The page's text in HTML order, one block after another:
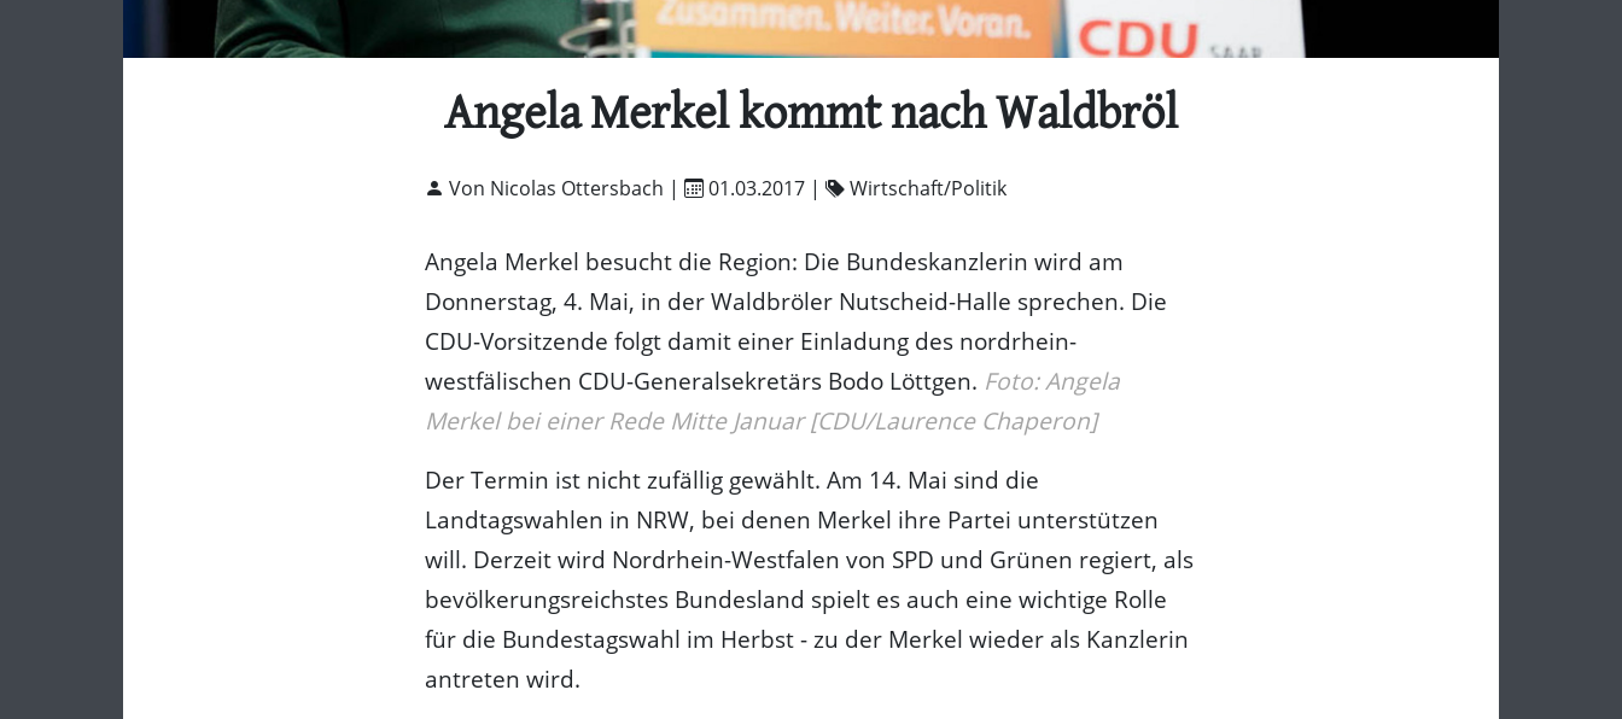
Angela Merkel kommt nach Waldbröl
Von Nicolas Ottersbach | 01.03.2017 | Wirtschaft/Politik
Angela Merkel besucht die Region: Die Bundeskanzlerin wird am
Donnerstag, 4. Mai, in der Waldbröler Nutscheid-Halle sprechen. Die
CDU-Vorsitzende folgt damit einer Einladung des nordrhein-
westfälischen CDU-Generalsekretärs Bodo Löttgen. Foto: Angela
Merkel bei einer Rede Mitte Januar [CDU/Laurence Chaperon]
Der Termin ist nicht zufällig gewählt. Am 14. Mai sind die
Landtagswahlen in NRW, bei denen Merkel ihre Partei unterstützen
will. Derzeit wird Nordrhein-Westfalen von SPD und Grünen regiert, als
bevölkerungsreichstes Bundesland spielt es auch eine wichtige Rolle
für die Bundestagswahl im Herbst - zu der Merkel wieder als Kanzlerin
antreten wird.